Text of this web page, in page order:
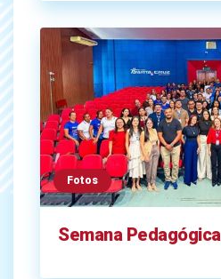
Fotos
Semana Pedagógica